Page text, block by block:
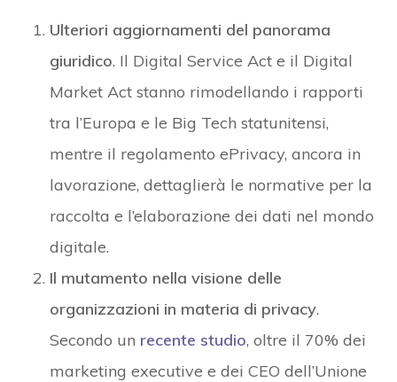
Ulteriori aggiornamenti del panorama
giuridico. Il Digital Service Act e il Digital
Market Act stanno rimodellando i rapporti
tra l’Europa e le Big Tech statunitensi,
mentre il regolamento ePrivacy, ancora in
lavorazione, dettaglierà le normative per la
raccolta e l’elaborazione dei dati nel mondo
digitale.
Il mutamento nella visione delle
organizzazioni in materia di privacy.
Secondo un recente studio, oltre il 70% dei
marketing executive e dei CEO dell’Unione